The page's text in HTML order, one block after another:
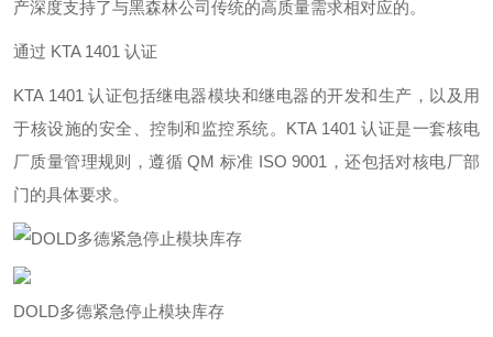
产深度支持了与黑森林公司传统的高质量需求相对应的。
通过 KTA 1401 认证
KTA 1401 认证包括继电器模块和继电器的开发和生产，以及用
于核设施的安全、控制和监控系统。KTA 1401 认证是一套核电
厂质量管理规则，遵循 QM 标准 ISO 9001，还包括对核电厂部
门的具体要求。
DOLD多德紧急停止模块库存